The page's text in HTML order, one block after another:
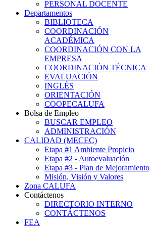
PERSONAL DOCENTE
Departamentos
BIBLIOTECA
COORDINACIÓN
ACADÉMICA
COORDINACIÓN CON LA
EMPRESA
COORDINACIÓN TÉCNICA
EVALUACIÓN
INGLÉS
ORIENTACIÓN
COOPECALUFA
Bolsa de Empleo
BUSCAR EMPLEO
ADMINISTRACIÓN
CALIDAD (MECEC)
Etapa #1 Ambiente Propicio
Etapa #2 - Autoevaluación
Etapa #3 - Plan de Mejoramiento
Misión, Visión y Valores
Zona CALUFA
Contáctenos
DIRECTORIO INTERNO
CONTÁCTENOS
FEA